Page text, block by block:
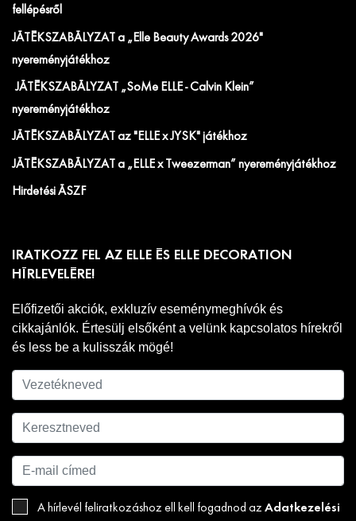
fellépésről
JÁTÉKSZABÁLYZAT a „Elle Beauty Awards 2026"
nyereményjátékhoz
JÁTÉKSZABÁLYZAT „SoMe ELLE - Calvin Klein”
nyereményjátékhoz
JÁTÉKSZABÁLYZAT az "ELLE x JYSK" játékhoz
JÁTÉKSZABÁLYZAT a „ELLE x Tweezerman” nyereményjátékhoz
Hirdetési ÁSZF
IRATKOZZ FEL AZ ELLE ÉS ELLE DECORATION
HÍRLEVELÉRE!
Előfizetői akciók, exkluzív eseménymeghívók és
cikkajánlók. Értesülj elsőként a velünk kapcsolatos hírekről
és less be a kulisszák mögé!
A hírlevél feliratkozáshoz ell kell fogadnod az Adatkezelési